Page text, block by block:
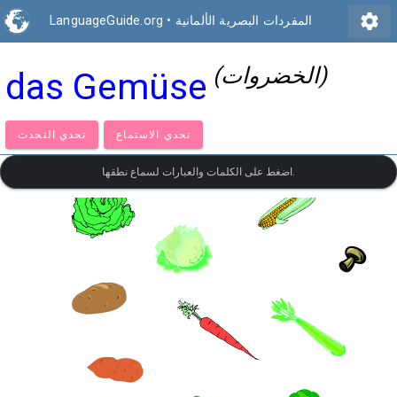
LanguageGuide.org • المفردات البصرية الألمانية settings
das Gemüse (الخضروات)
تحدي التحدث تحدي الاستماع
اضغط على الكلمات والعبارات لسماع نطقها.